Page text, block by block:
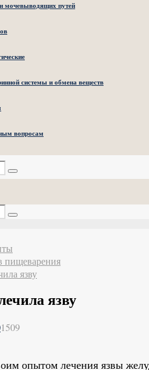
мочевыводящих путей
системы и обмена веществ
вопросам
Поиск
Поиск
пищеварения
язву
язву
1509
опытом лечения язвы